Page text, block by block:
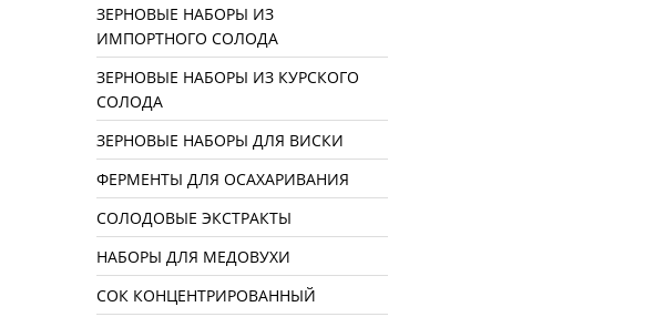
ЗЕРНОВЫЕ НАБОРЫ ИЗ
ИМПОРТНОГО СОЛОДА
ЗЕРНОВЫЕ НАБОРЫ ИЗ КУРСКОГО
СОЛОДА
ЗЕРНОВЫЕ НАБОРЫ ДЛЯ ВИСКИ
ФЕРМЕНТЫ ДЛЯ ОСАХАРИВАНИЯ
СОЛОДОВЫЕ ЭКСТРАКТЫ
НАБОРЫ ДЛЯ МЕДОВУХИ
СОК КОНЦЕНТРИРОВАННЫЙ